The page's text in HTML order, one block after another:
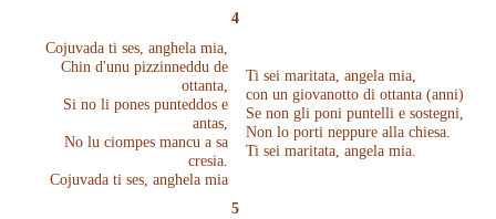
4
Cojuvada ti ses, anghela mia,
Chin d'unu pizzinneddu de
ottanta,
Si no li pones punteddos e
antas,
No lu ciompes mancu a sa
cresia.
Cojuvada ti ses, anghela mia
Ti sei maritata, angela mia,
con un giovanotto di ottanta (anni)
Se non gli poni puntelli e sostegni,
Non lo porti neppure alla chiesa.
Ti sei maritata, angela mia.
5